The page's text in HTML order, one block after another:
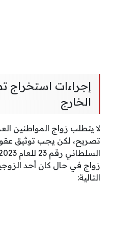
إجراءات استخراج
الخارج
لا يتطلب زواج المواطنين
تصريح، لكن يجب توثيق
زواج في حال كان أحد
التالية: